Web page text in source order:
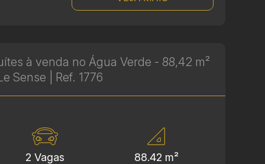
à venda no Água Verde - 88,42 m²
Sense | Ref. 1776
2 Vagas 88.42 m²